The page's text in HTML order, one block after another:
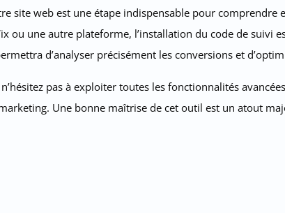
site web est une étape indispensable pour comprendre
ou une autre plateforme, l’installation du code de suivi
d’analyser précisément les conversions et
pas à exploiter toutes les fonctionnalités
Une bonne maîtrise de cet outil est un atout